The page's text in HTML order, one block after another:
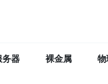
务器 裸金属 物